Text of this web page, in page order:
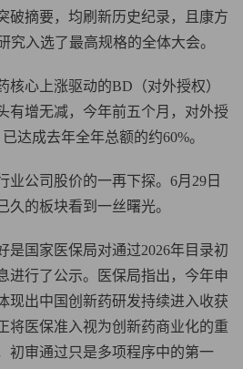
破摘要，均刷新历史纪录，且康方
究入选了最高规格的全体大会。
核心上涨驱动的BD（对外授权）
有增无减，今年前五个月，对外授
达成去年全年总额的约60%。
业公司股价的一再下探。6月29日
久的板块看到一丝曙光。
是国家医保局对通过2026年目录初
进行了公示。医保局指出，今年申
现出中国创新药研发持续进入收获
将医保准入视为创新药商业化的重
初审通过只是多项程序中的第一